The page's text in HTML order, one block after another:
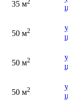
35 м
50 м2
50 м2
50 м2